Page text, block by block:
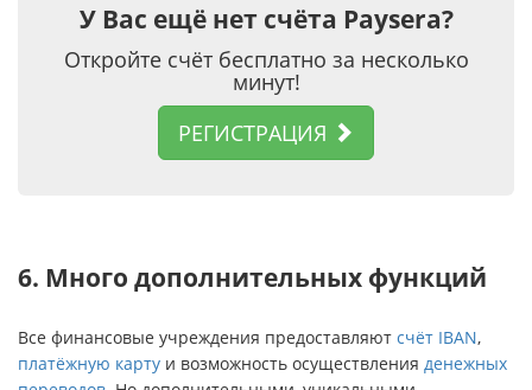
У Вас ещё нет счёта Paysera?
Откройте счёт бесплатно за несколько
минут!
РЕГИСТРАЦИЯ
6. Много дополнительных функций
Все финансовые учреждения предоставляют счёт IBAN,
платёжную карту и возможность осуществления денежных